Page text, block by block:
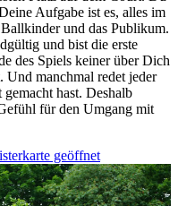
Aufgabe ist es, alles im
und das Publikum.
und bist die erste
des Spiels keiner über Dich
Und manchmal redet jeder
hast. Deshalb
für den Umgang mit
geöffnet